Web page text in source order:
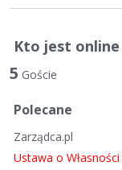
Kto jest online
5 Goście
Polecane
Zarządca.pl
Ustawa o